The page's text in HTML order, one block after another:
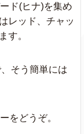
ド(ヒナ)を集め
レッド、チャッ
す。
そう簡単には
をどうぞ。